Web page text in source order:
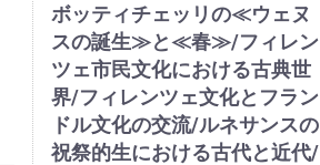
ボッティチェッリの≪ウェヌ
スの誕生≫と≪春≫/フィレン
ツェ市民文化における古典世
界/フィレンツェ文化とフラン
ドル文化の交流/ルネサンスの
祝祭的生における古代と近代/